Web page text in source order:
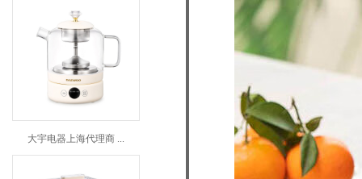
大宇电器上海代理商 ...